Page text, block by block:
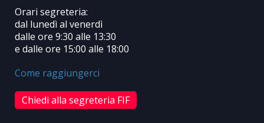
Orari segreteria:
dal lunedì al venerdì
dalle ore 9:30 alle 13:30
e dalle ore 15:00 alle 18:00
Come raggiungerci
Chiedi alla segreteria FIF